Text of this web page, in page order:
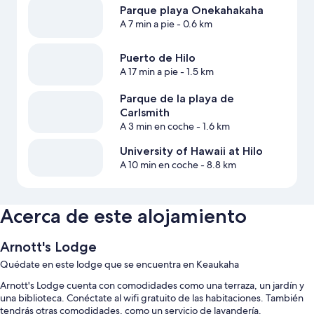
Parque playa Onekahakaha
A 7 min a pie- 0.6 km
Puerto de Hilo
A 17 min a pie- 1.5 km
Parque de la playa de
Carlsmith
A 3 min en coche- 1.6 km
University of Hawaii at Hilo
A 10 min en coche- 8.8 km
Acerca de este alojamiento
Arnott's Lodge
Quédate en este lodge que se encuentra en Keaukaha
Arnott's Lodge cuenta con comodidades como una terraza, un jardín y
una biblioteca. Conéctate al wifi gratuito de las habitaciones. También
tendrás otras comodidades, como un servicio de lavandería.